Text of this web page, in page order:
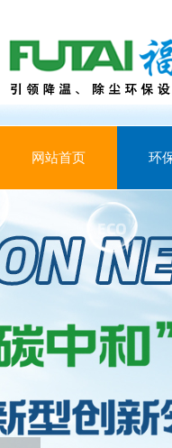
网站首页 环